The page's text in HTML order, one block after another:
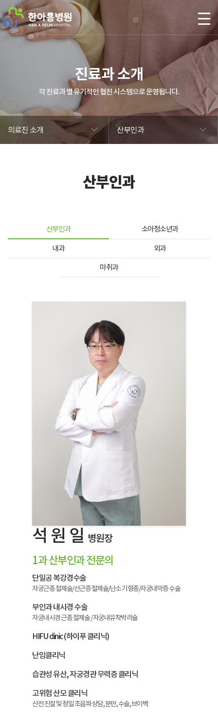
본문 바로가기
진료과 소개
각 진료과 별 유기적인 협진 시스템으로 운영됩니다.
의료진 소개 산부인과
산부인과
산부인과 소아청소년과
내과 외과
마취과
석 원 일 병원장
1과 산부인과 전문의
단일공 복강경수술
자궁근종 절제술/선근증 절제술/난소 기형종/자궁내막증 수술
부인과 내시경 수술
자궁내시경 근종 절제술 / 자궁내유착박리술
HIFU clinic (하이푸 클리닉)
난임클리닉
습관성 유산, 자궁경관 무력증 클리닉
고위험 산모 클리닉
산전 진찰 및 정밀 초음파 상담, 분만, 수술, 브이백